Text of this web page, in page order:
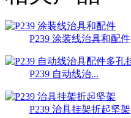
P239 涂装线治具和配件
P239 自动线治...
P239 治具挂架折起坚架